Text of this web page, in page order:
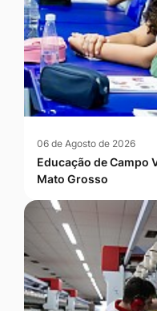
06 de Agosto de 2026
Educação de Campo
Mato Grosso